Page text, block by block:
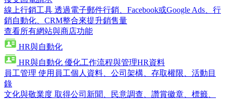
線上行銷工具 透過電子郵件行銷、Facebook或Google Ads、行
銷自動化、CRM整合來提升銷售量
查看所有網站與商店功能
HR與自動化
HR與自動化 優化工作流程與管理HR資料
員工管理 使用員工個人資料、公司架構、存取權限、活動目
錄
文化與敬業度 取得公司新聞、民意調查、讚賞徽章、標籤、